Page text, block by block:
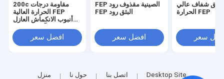
200c مقاومة درجات
الحرارة العالية FEP
أنبوب الانكماش العازل
افضل سعر
FEP الصينية مقذوف رود
FEP البثق رود
افضل سعر
شفاف عالي
الحرارة FEP
سعر
منزل حول نا اتصل بنا Desktop Site